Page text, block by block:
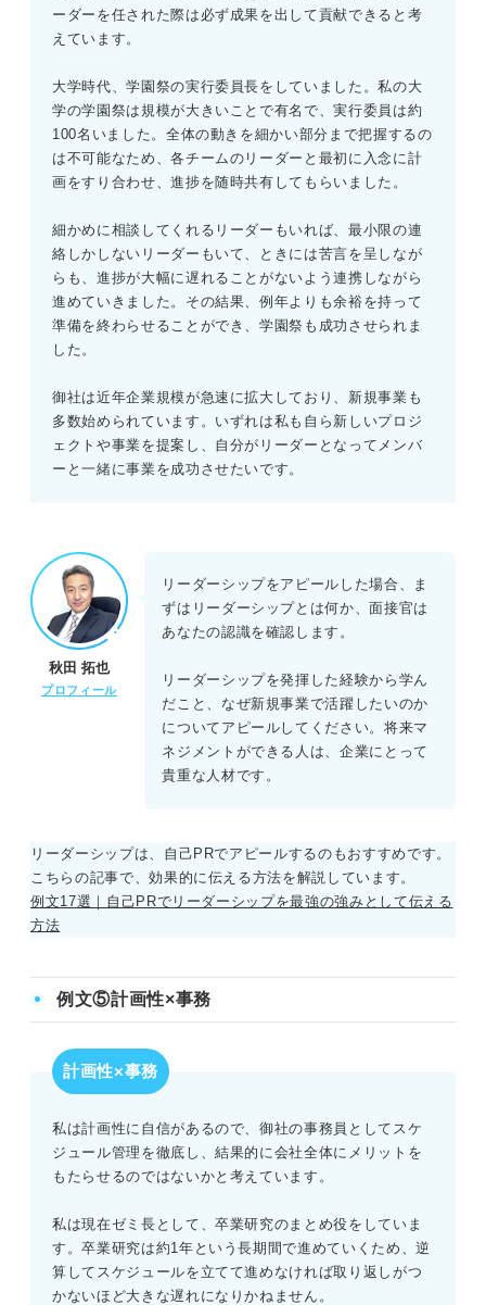
ーダーを任された際は必ず成果を出して貢献できると考
えています。
大学時代、学園祭の実行委員長をしていました。私の大
学の学園祭は規模が大きいことで有名で、実行委員は約
100名いました。全体の動きを細かい部分まで把握するの
は不可能なため、各チームのリーダーと最初に入念に計
画をすり合わせ、進捗を随時共有してもらいました。
細かめに相談してくれるリーダーもいれば、最小限の連
絡しかしないリーダーもいて、ときには苦言を呈しなが
らも、進捗が大幅に遅れることがないよう連携しながら
進めていきました。その結果、例年よりも余裕を持って
準備を終わらせることができ、学園祭も成功させられま
した。
御社は近年企業規模が急速に拡大しており、新規事業も
多数始められています。いずれは私も自ら新しいプロジ
ェクトや事業を提案し、自分がリーダーとなってメンバ
ーと一緒に事業を成功させたいです。
秋田 拓也
プロフィール
リーダーシップをアピールした場合、ま
ずはリーダーシップとは何か、面接官は
あなたの認識を確認します。
リーダーシップを発揮した経験から学ん
だこと、なぜ新規事業で活躍したいのか
についてアピールしてください。将来マ
ネジメントができる人は、企業にとって
貴重な人材です。
リーダーシップは、自己PRでアピールするのもおすすめです。
こちらの記事で、効果的に伝える方法を解説しています。
例文17選｜自己PRでリーダーシップを最強の強みとして伝える
方法
例文⑤計画性×事務
計画性×事務
私は計画性に自信があるので、御社の事務員としてスケ
ジュール管理を徹底し、結果的に会社全体にメリットを
もたらせるのではないかと考えています。
私は現在ゼミ長として、卒業研究のまとめ役をしていま
す。卒業研究は約1年という長期間で進めていくため、逆
算してスケジュールを立てて進めなければ取り返しがつ
かないほど大きな遅れになりかねません。